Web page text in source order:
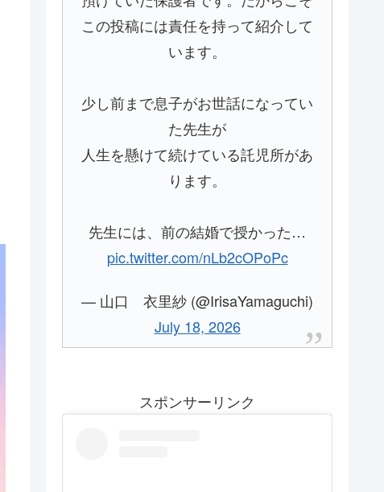
この投稿には責任を持って紹介して
います。
少し前まで息子がお世話になってい
た先生が
人生を懸けて続けている託児所があ
ります。
先生には、前の結婚で授かった…
pic.twitter.com/nLb2cOPoPc
— 山口 衣里紗 (@IrisaYamaguchi)
July 18, 2026
スポンサーリンク